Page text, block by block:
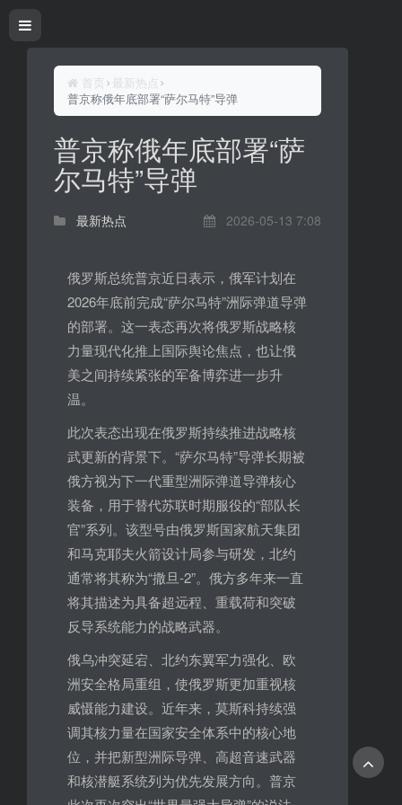
首页
最新热点
普京称俄年底部署“萨尔马特”导弹
普京称俄年底部署“萨
尔马特”导弹
最新热点 2026-05-13 7:08
俄罗斯总统普京近日表示，俄军计划在
2026年底前完成“萨尔马特”洲际弹道导弹
的部署。这一表态再次将俄罗斯战略核
力量现代化推上国际舆论焦点，也让俄
美之间持续紧张的军备博弈进一步升
温。
此次表态出现在俄罗斯持续推进战略核
武更新的背景下。“萨尔马特”导弹长期被
俄方视为下一代重型洲际弹道导弹核心
装备，用于替代苏联时期服役的“部队长
官”系列。该型号由俄罗斯国家航天集团
和马克耶夫火箭设计局参与研发，北约
通常将其称为“撒旦-2”。俄方多年来一直
将其描述为具备超远程、重载荷和突破
反导系统能力的战略武器。
俄乌冲突延宕、北约东翼军力强化、欧
洲安全格局重组，使俄罗斯更加重视核
威慑能力建设。近年来，莫斯科持续强
调其核力量在国家安全体系中的核心地
位，并把新型洲际导弹、高超音速武器
和核潜艇系统列为优先发展方向。普京